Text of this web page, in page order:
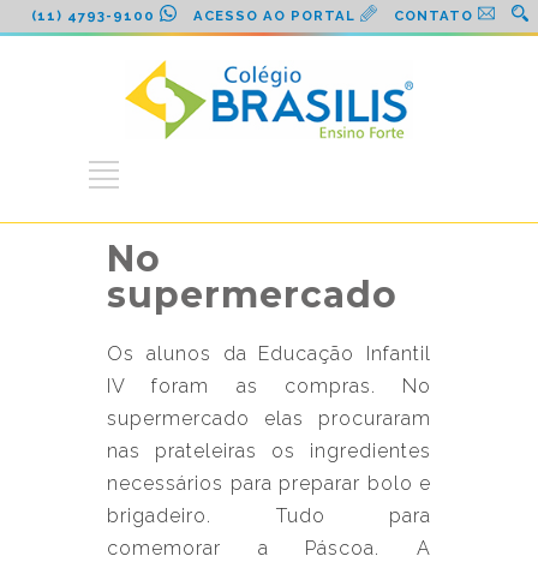
(11) 4793-9100 ACESSO AO PORTAL CONTATO
No
supermercado
Os alunos da Educação Infantil
IV foram as compras. No
supermercado elas procuraram
nas prateleiras os ingredientes
necessários para preparar bolo e
brigadeiro. Tudo para
comemorar a Páscoa. A